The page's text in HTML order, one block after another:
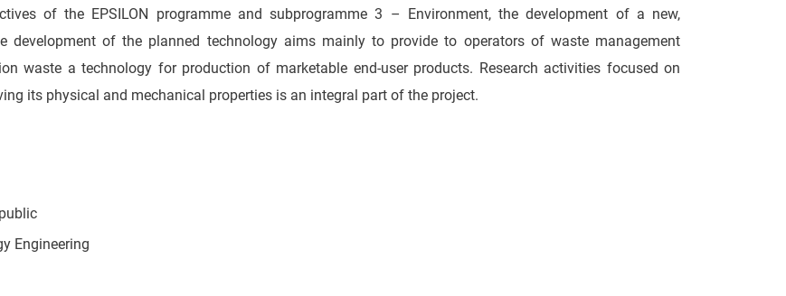
of the EPSILON programme and subprogramme 3 – Environment, the development of a new,
development of the planned technology aims mainly to provide to operators of waste management
waste a technology for production of marketable end-user products. Research activities focused on
its physical and mechanical properties is an integral part of the project.
Engineering